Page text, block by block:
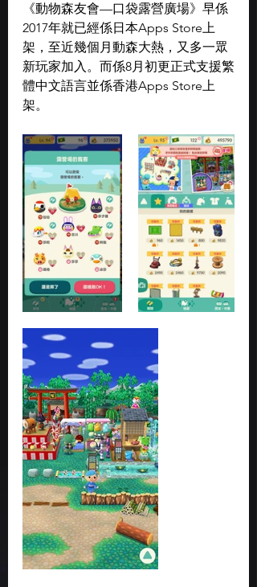
《動物森友會—口袋露營廣場》早係
2017年就已經係日本Apps Store上
架，至近幾個月動森大熱，又多一眾
新玩家加入。而係8月初更正式支援繁
體中文語言並係香港Apps Store上
架。